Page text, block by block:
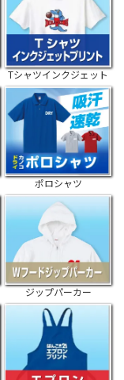
Tシャツインクジェット
ポロシャツ
ジップパーカー